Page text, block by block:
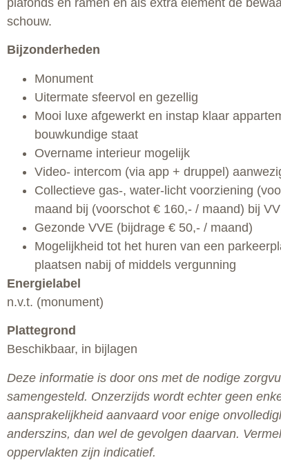
schouw.
Bijzonderheden
Monument
Uitermate sfeervol en gezellig
Mooi luxe afgewerkt en instap klaar
bouwkundige staat
Overname interieur mogelijk
Video- intercom (via app + druppel)
Collectieve gas-, water-licht voorziening
maand bij (voorschot € 160,- / maand) bij
Gezonde VVE (bijdrage € 50,- / maand)
Mogelijkheid tot het huren van een
plaatsen nabij of middels vergunning
Energielabel
n.v.t. (monument)
Plattegrond
Beschikbaar, in bijlagen
Deze informatie is door ons met de nodige
samengesteld. Onzerzijds wordt echter geen
aansprakelijkheid aanvaard voor enige
anderszins, dan wel de gevolgen daarvan.
oppervlakten zijn indicatief.